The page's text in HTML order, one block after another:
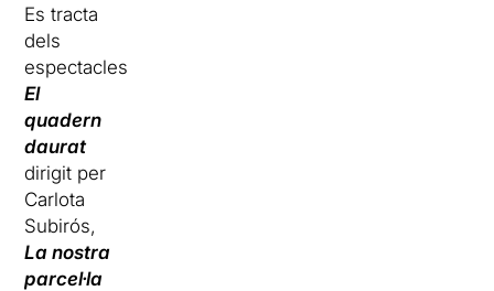
Es tracta
dels
espectacles
El
quadern
daurat
dirigit per
Carlota
Subirós,
La nostra
parcel·la